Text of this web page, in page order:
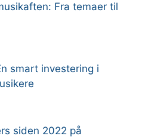
Fra temaer til
smart investering i
siden 2022 på